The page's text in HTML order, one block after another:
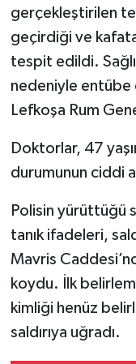
gerçekleştirilen
geçirdiği ve
tespit edildi.
nedeniyle entübe
Lefkoşa Rum
Doktorlar, 47
durumunun ciddi
Polisin yürüttüğü
tanık ifadeleri,
Mavris
koydu. İlk
kimliği henüz
saldırıya uğradı.